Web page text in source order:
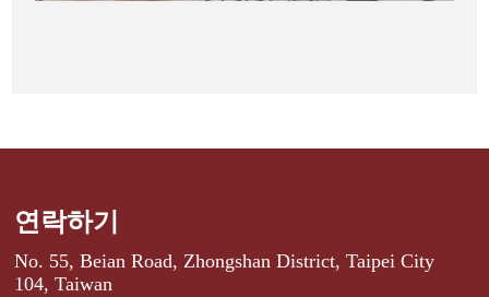
연락하기
No. 55, Beian Road, Zhongshan District, Taipei City
104, Taiwan